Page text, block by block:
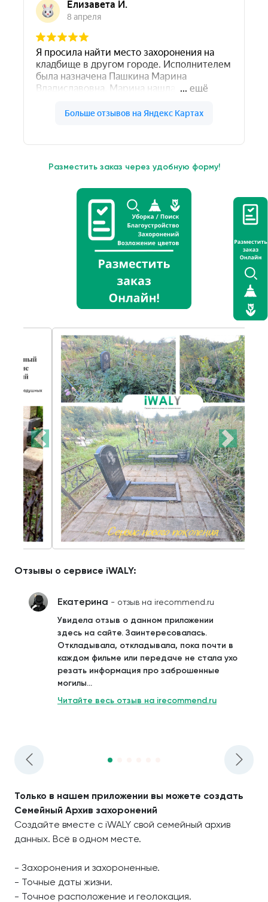
Разместить заказ через удобную форму!
Отзывы о сервисе iWALY:
Екатерина - отзыв на irecommend.ru
Увидела отзыв о данном приложении
здесь на сайте. Заинтересовалась.
Откладывала, откладывала, пока почти в
каждом фильме или передаче не стала ухо
резать информация про заброшенные
могилы...
Читайте весь отзыв на irecommend.ru
Только в нашем приложении вы можете создать
Семейный Архив захоронений
Создайте вместе с iWALY свой семейный архив
данных. Всё в одном месте.
- Захоронения и захороненные.
- Точные даты жизни.
- Точное расположение и геолокация.